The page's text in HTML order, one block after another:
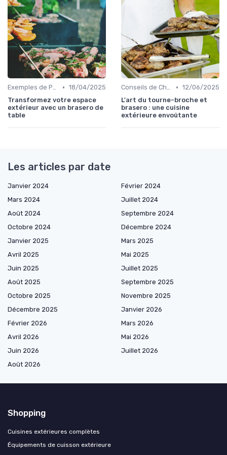
Exemples de Projets Réalisés • 18/04/2025
Transformez votre espace
extérieur avec un brasero de
table
Conseils de Chefs pour Cuisiner en Extérieur • 12/06/2025
L'art du tourne-broche et
brasero : une cuisine
extérieure envoûtante
Les articles par date
Janvier 2024
Février 2024
Mars 2024
Juillet 2024
Août 2024
Septembre 2024
Octobre 2024
Décembre 2024
Janvier 2025
Mars 2025
Avril 2025
Mai 2025
Juin 2025
Juillet 2025
Août 2025
Septembre 2025
Octobre 2025
Novembre 2025
Décembre 2025
Janvier 2026
Février 2026
Mars 2026
Avril 2026
Mai 2026
Juin 2026
Juillet 2026
Août 2026
Shopping
Cuisines extérieures complètes
Équipements de cuisson extérieure